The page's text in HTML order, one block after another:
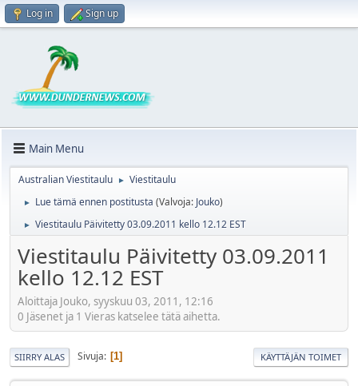
Log in Sign up
Main Menu
Australian Viestitaulu ► Viestitaulu
► Lue tämä ennen postitusta (Valvoja: Jouko)
► Viestitaulu Päivitetty 03.09.2011 kello 12.12 EST
Viestitaulu Päivitetty 03.09.2011
kello 12.12 EST
Aloittaja Jouko, syyskuu 03, 2011, 12:16
0 Jäsenet ja 1 Vieras katselee tätä aihetta.
SIIRRY ALAS Sivuja 1 KÄYTTÄJÄN TOIMET